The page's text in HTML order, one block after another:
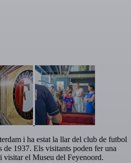
i ha estat la llar del club de futbol
de 1937. Els visitants poden fer una
visitar el Museu del Feyenoord.